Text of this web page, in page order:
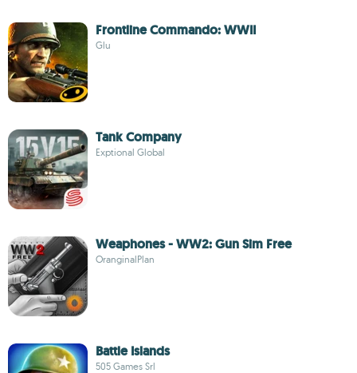
Frontline Commando: WWII
Glu
Tank Company
Exptional Global
Weaphones - WW2: Gun Sim Free
OranginalPlan
Battle Islands
505 Games Srl